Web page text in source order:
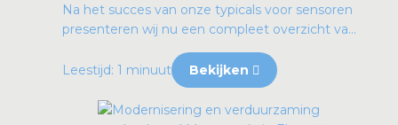
Na het succes van onze typicals voor sensoren
presenteren wij nu een compleet overzicht va...
Leestijd: 1 minuut Bekijken